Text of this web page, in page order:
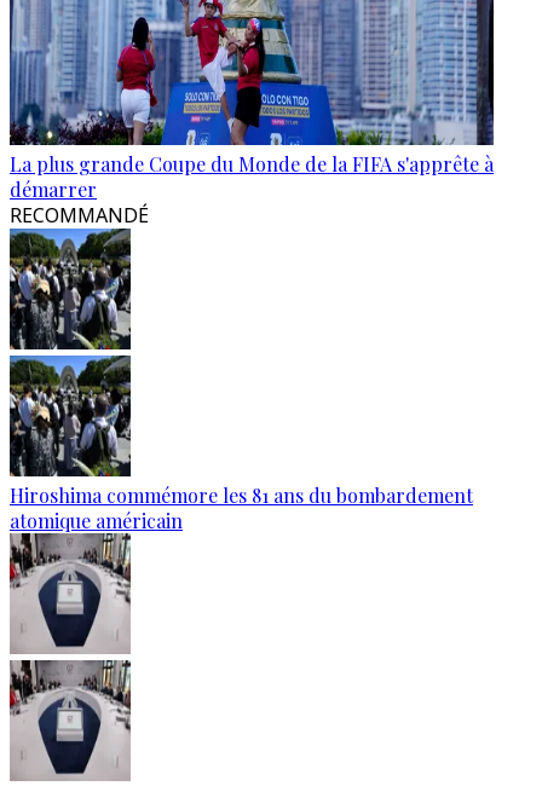
La plus grande Coupe du Monde de la FIFA s'apprête à
démarrer
RECOMMANDÉ
Hiroshima commémore les 81 ans du bombardement
atomique américain